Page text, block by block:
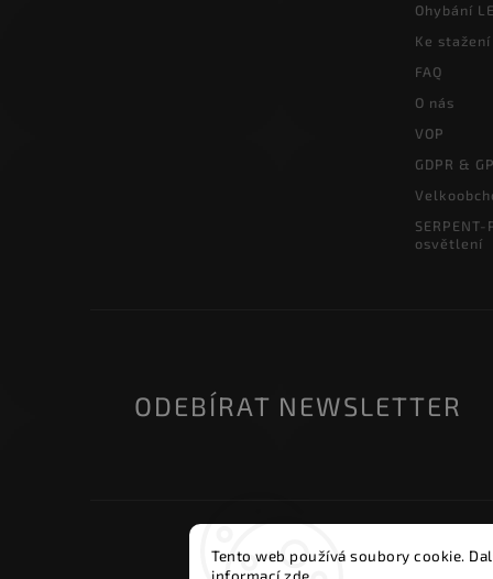
Tento web používá soubory cookie.
Ohybání
Ke stažení
FAQ
O nás
VOP
GDPR &
osvětlení
ODEBÍRAT NEWSLETTER